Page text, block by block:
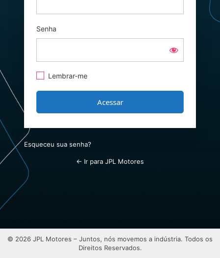
Senha
Lembrar-me
Esqueceu sua senha?
← Ir para JPL Motores
© 2026 JPL Motores – Juntos, nós movemos a indústria. Todos os
Direitos Reservados.